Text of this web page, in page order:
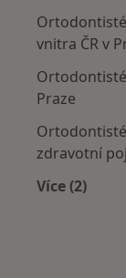
vnitra ČR v
Praze
zdravotní
Více (2)